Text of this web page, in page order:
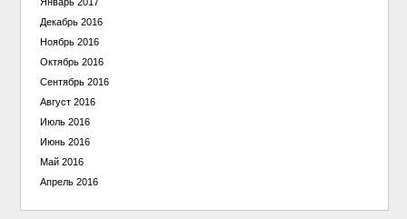
Декабрь 2016
Ноябрь 2016
Октябрь 2016
Сентябрь 2016
Август 2016
Июль 2016
Июнь 2016
Май 2016
Апрель 2016